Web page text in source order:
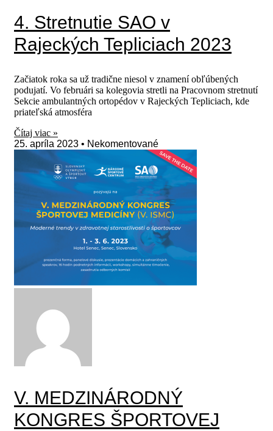
4. Stretnutie SAO v
Rajeckých Tepliciach 2023
Začiatok roka sa už tradične niesol v znamení obľúbených
podujatí. Vo februári sa kolegovia stretli na Pracovnom stretnutí
Sekcie ambulantných ortopédov v Rajeckých Tepliciach, kde
priateľská atmosféra
Čítaj viac »
25. apríla 2023
Nekomentované
V. MEDZINÁRODNÝ
KONGRES ŠPORTOVEJ